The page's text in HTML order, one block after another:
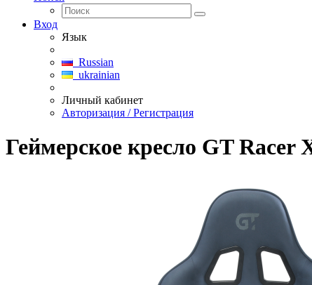
Вход
Язык
Russian
ukrainian
Личный кабинет
Авторизация / Регистрация
Геймерское кресло GT Racer